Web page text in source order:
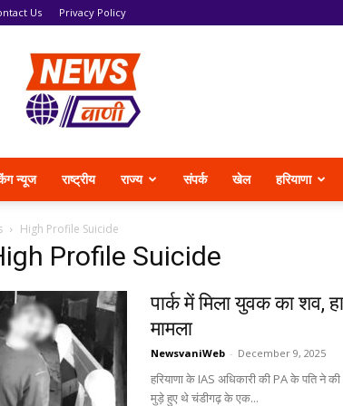
Us Privacy Policy
News
Vani
न्यूज राष्ट्रीय राज्य संपर्क खेल हरियाणा
High Profile Suicide
Profile Suicide
पार्क में मिला युवक का शव,
मामला
NewsvaniWeb - December 9, 2025
हरियाणा के IAS अधिकारी की PA के पति ने
मुड़े हुए थे चंडीगढ़ के एक...